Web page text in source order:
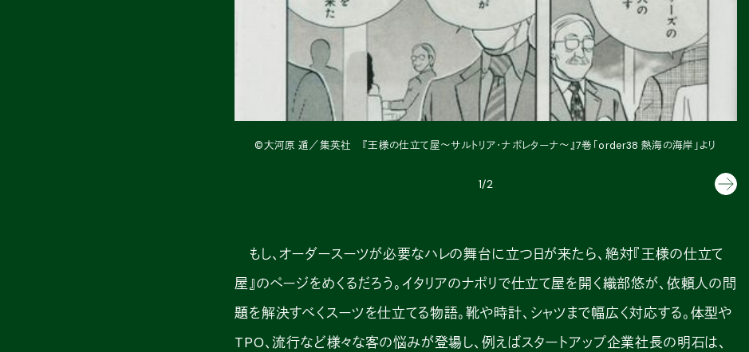
©大河原 遁／集英社 『王様の仕立て屋〜サルトリア・ナポレターナ〜』7巻「order38 熱海の海岸」より
1/2
もし、オーダースーツが必要なハレの舞台に立つ日が来たら、絶対『王様の仕立て
屋』のページをめくるだろう。イタリアのナポリで仕立て屋を開く織部悠が、依頼人の問
題を解決すべくスーツを仕立てる物語。靴や時計、シャツまで幅広く対応する。体型や
TPO、流行など様々な客の悩みが登場し、例えばスタートアップ企業社長の明石は、